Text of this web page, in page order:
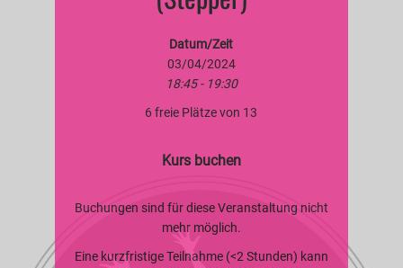
Datum/Zeit
03/04/2024
18:45 - 19:30
6 freie Plätze von 13
Kurs buchen
Buchungen sind für diese Veranstaltung nicht
mehr möglich.
Eine kurzfristige Teilnahme (<2 Stunden) kann